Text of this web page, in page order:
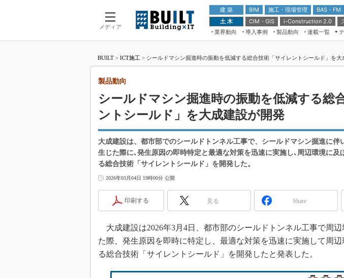
メディア
建 築 BIM 施工・現場管理 BAS・FM
土 木
CIM・GIS i-Construction 2.0
業界動向
導入事例 製品動向 連載一覧
ドローンがもたらす建設業界の“ゲー
ムチェンジ” Ver.2.0
“Society5.0”時代のスマートビル
VR／ARが描くモノづくりのミライ
第8回 国際 建設・測量展
築・土木・不動産の先端技
Japan Drone 2023
メンテナンス・レジリエン
日本 ものづくりワールド
IGAS2018
BUILT > ICT施工 > シールドマシン掘進時の振動を低減する総合技術「サイレントシールド」を大
シールドマシン掘進時の振動を低減する総
ントシールド」を大成建設が開発
製品動向
大成建設は、都市部でのシールドトンネル工事で、シールドマシン掘進に伴
生じた際に､発生原因の即時特定と最適な対策を迅速に実施し､周辺環境に及
る総合技術「サイレントシールド」を開発した。
2026年03月04日 19時00分 公開
印刷する 見る Share
大成建設は2026年3月4日、都市部のシールドトンネル工事で周
た際、発生原因を即時に特定し、最適な対策を迅速に実施して周
る総合技術「サイレントシールド」を開発したと発表した。